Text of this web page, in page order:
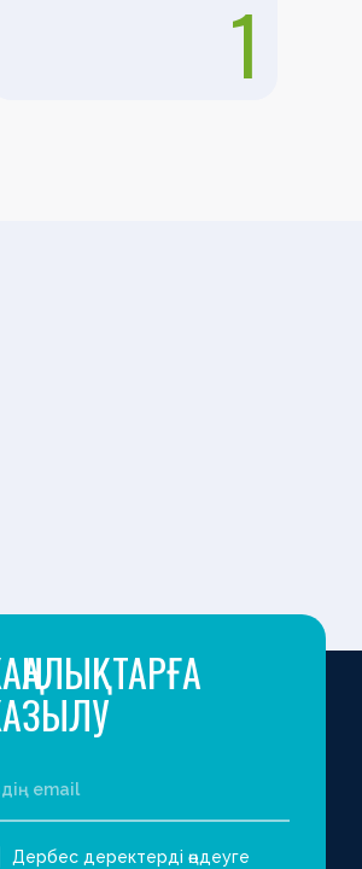
1
Дербес деректерді өңдеуге